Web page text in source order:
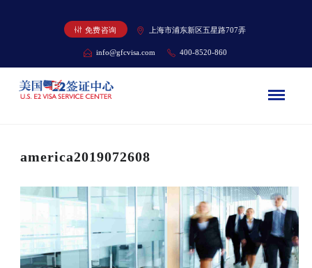
免费咨询 上海市浦东新区五星路707弄
info@gfcvisa.com 400-8520-860
america2019072608